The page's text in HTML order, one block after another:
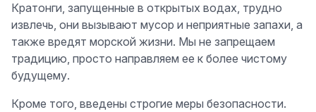
Кратонги, запущенные в открытых водах, трудно
извлечь, они вызывают мусор и неприятные запахи, а
также вредят морской жизни. Мы не запрещаем
традицию, просто направляем ее к более чистому
будущему.
Кроме того, введены строгие меры безопасности.